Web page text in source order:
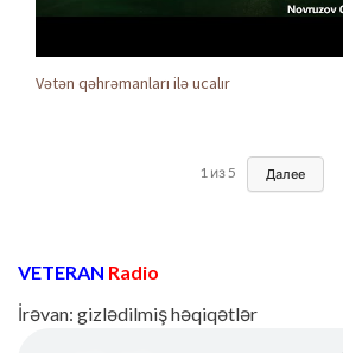
Vətən qəhrəmanları ilə ucalır
1 из5 Далее
VETERAN Radio
İrəvan: gizlədilmiş həqiqətlər